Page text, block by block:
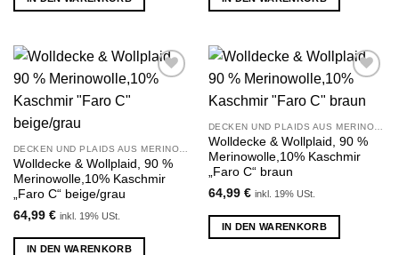
Wunschliste
Wolldecke & Wollplaid, 90 %
Merinowolle,10% Kaschmir
„Faro C“ beige/grau
64,99 € inkl. 19% USt.
IN DEN WARENKORB
Wunschliste
Wolldecke & Wollplaid, 90 %
Merinowolle,10% Kaschmir
„Faro C“ braun
64,99 € inkl. 19% USt.
IN DEN WARENKORB